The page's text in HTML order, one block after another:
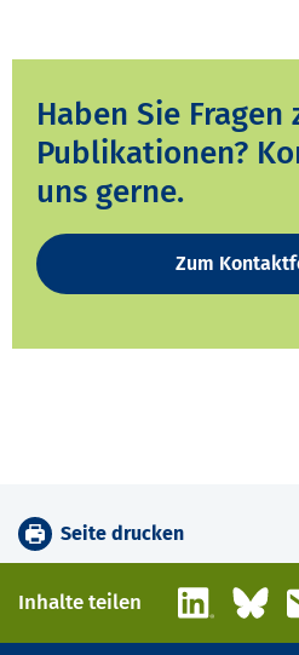
Haben Sie Fragen
Publikationen?
uns gerne.
Zum
Seite drucken
Inhalte teilen LinkedIn